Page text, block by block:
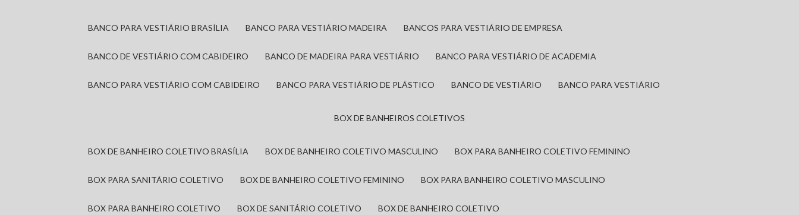
BANCO PARA VESTIÁRIO BRASÍLIA BANCO PARA VESTIÁRIO MADEIRA BANCOS PARA VESTIÁRIO DE EMPRESA
BANCO DE VESTIÁRIO COM CABIDEIRO BANCO DE MADEIRA PARA VESTIÁRIO BANCO PARA VESTIÁRIO DE ACADEMIA
BANCO PARA VESTIÁRIO COM CABIDEIRO BANCO PARA VESTIÁRIO DE PLÁSTICO BANCO DE VESTIÁRIO BANCO PARA VESTIÁRIO
BOX DE BANHEIROS COLETIVOS
BOX DE BANHEIRO COLETIVO BRASÍLIA BOX DE BANHEIRO COLETIVO MASCULINO BOX PARA BANHEIRO COLETIVO FEMININO
BOX PARA SANITÁRIO COLETIVO BOX DE BANHEIRO COLETIVO FEMININO BOX PARA BANHEIRO COLETIVO MASCULINO
BOX PARA BANHEIRO COLETIVO BOX DE SANITÁRIO COLETIVO BOX DE BANHEIRO COLETIVO